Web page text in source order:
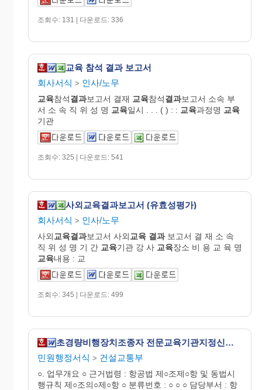
조회수: 131 | 다운로드: 336
교육 참석 결과 보고서
회사서식 > 인사/노무
교육참석결과보고서 결재 교육참석결과보고서 소속 부
서 소 속 직 위 성 명 교육일시 . . . ( ) : : 교육과정명 교육
기관
조회수: 325 | 다운로드: 541
사외교육결과보고서 (유효성평가)
회사서식 > 인사/노무
사외 교육결과보고서 사외 교육 결과보고서 결 재 소 속
직 위 성 명 기 간 교육기관 강 사 교육장소 비 용 교 육 명
교육내용 : 교
조회수: 345 | 다운로드: 499
초경량비행장치조종자 전문교육기관지정신청서(개정2003.11.22)
민원행정서식 > 건설교통부
○. 업무개요 ○ 근거법령 : 항공법 제○조제○항 및 동법시
행규칙 제○조의○제○항 ○ 분류번호 : ○ ○ ○ 담당부서 : 항